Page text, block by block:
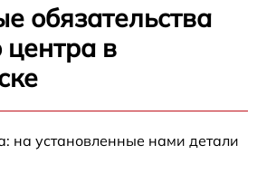
обязательства
центра в
на установленные нами детали